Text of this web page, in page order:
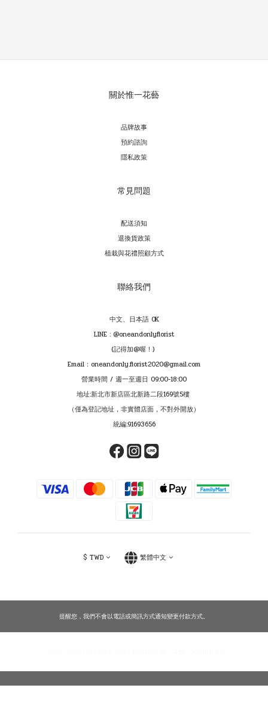
關於惟一花藝
品牌故事
預約諮詢
隱私政策
常見問題
配送須知
退換貨政策
植栽與花禮照顧方式
聯絡我們
中文、日本語 OK
LINE : @oneandonlyflorist
(記得加@喔！)
Email：oneandonly.florist2020@gmail.com
營業時間 / 週一至週日 09:00-18:00
地址:新北市新店區北新路二段169號5樓
（僅為登記地址，非實體店面，不對外開放）
統編:91693656
$ TWD 繁體中文
提醒您，我們不會以電話或簡訊方式通知變更付款方式。